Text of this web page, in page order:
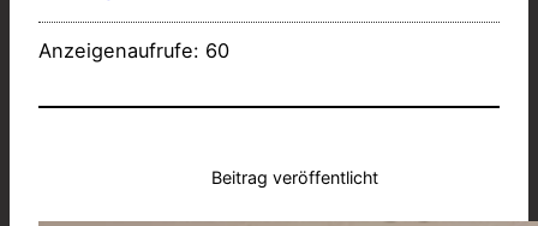
Anzeigenaufrufe: 60
Beitrag veröffentlicht